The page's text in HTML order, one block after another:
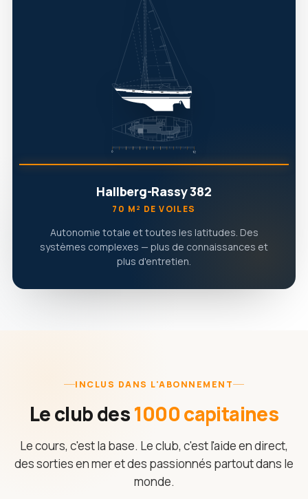
Hallberg-Rassy 382
70 M² DE VOILES
Autonomie totale et toutes les latitudes. Des
systèmes complexes — plus de connaissances et
plus d'entretien.
INCLUS DANS L'ABONNEMENT
Le club des1000 capitaines
Le cours, c'est la base. Le club, c'est l'aide en direct,
des sorties en mer et des passionnés partout dans le
monde.